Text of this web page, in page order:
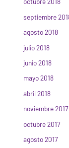
septiembre
agosto 2018
julio 2018
junio 2018
mayo 2018
abril 2018
noviembre 2017
octubre 2017
agosto 2017